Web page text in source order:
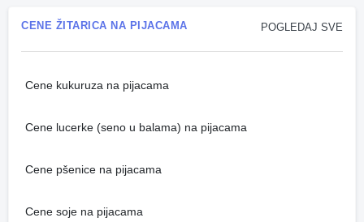
POGLEDAJ SVE
CENE ŽITARICA NA PIJACAMA
Cene kukuruza na pijacama
Cene lucerke (seno u balama) na pijacama
Cene pšenice na pijacama
Cene soje na pijacama